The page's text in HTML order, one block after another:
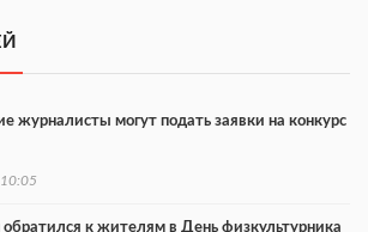
журналисты могут подать заявки на конкурс
обратился к жителям в День физкультурника